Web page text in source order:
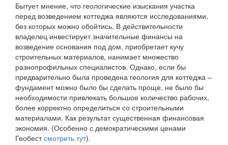
Бытует мнение, что геологические изыскания участка
перед возведением коттеджа являются исследованиями,
без которых можно обойтись. В действительности
владелец инвестирует значительные финансы на
возведение основания под дом, приобретает кучу
строительных материалов, нанимает множество
разнопрофильных специалистов. Однако, если бы
предварительно была проведена геология для коттеджа –
фундамент можно было бы сделать проще, не было бы
необходимости привлекать большое количество рабочих,
более корректно определиться со строительными
материалами. Как результат существенная финансовая
экономия. (Особенно с демократическими ценами
Геобестсмотреть тут).